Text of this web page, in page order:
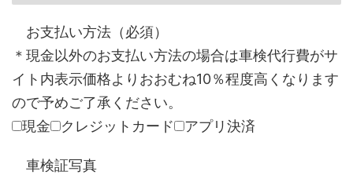
お支払い方法（必須）
＊現金以外のお支払い方法の場合は車検代行費がサ
イト内表示価格よりおおむね10％程度高くなります
ので予めご了承ください。
現金
クレジットカード アプリ決済
車検証写真